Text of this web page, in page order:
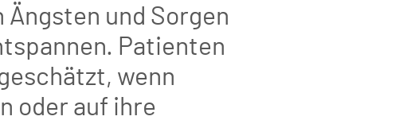
Ängsten und Sorgen
Patienten
wenn
oder auf ihre